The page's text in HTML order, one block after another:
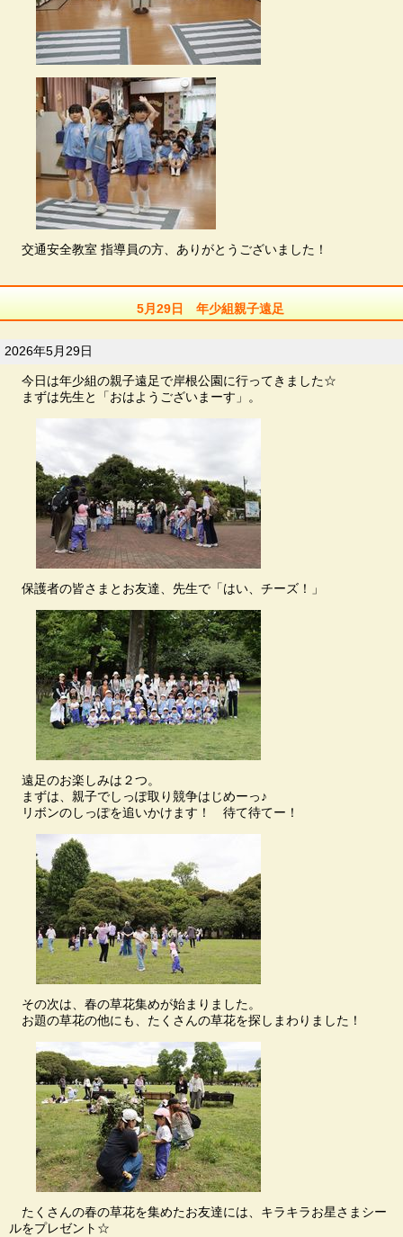
交通安全教室 指導員の方、ありがとうございました！
5月29日 年少組親子遠足
2026年5月29日
今日は年少組の親子遠足で岸根公園に行ってきました☆
まずは先生と「おはようございまーす」。
保護者の皆さまとお友達、先生で「はい、チーズ！」
遠足のお楽しみは２つ。
まずは、親子でしっぽ取り競争はじめーっ♪
リボンのしっぽを追いかけます！ 待て待てー！
その次は、春の草花集めが始まりました。
お題の草花の他にも、たくさんの草花を探しまわりました！
たくさんの春の草花を集めたお友達には、キラキラお星さまシー
ルをプレゼント☆